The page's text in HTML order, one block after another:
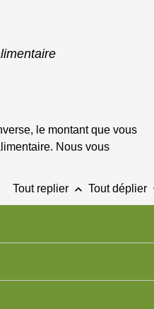
le montant que vous
Nous vous
Tout replier keyboard_arrow_up Tout déplier